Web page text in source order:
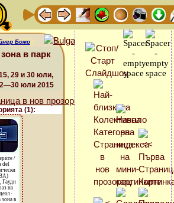
Божо
в парк
29 и 30 юли,
юли 2015
(1):
/
del
Гауди
на
-
в